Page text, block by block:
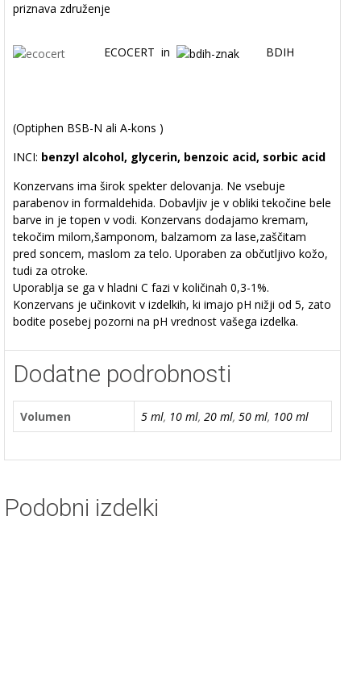
priznava združenje
ECOCERT in BDIH
(Optiphen BSB-N ali A-kons )
INCI: benzyl alcohol, glycerin, benzoic acid, sorbic acid
Konzervans ima širok spekter delovanja. Ne vsebuje
parabenov in formaldehida. Dobavljiv je v obliki tekočine bele
barve in je topen v vodi. Konzervans dodajamo kremam,
tekočim milom,šamponom, balzamom za lase,zaščitam
pred soncem, maslom za telo. Uporaben za občutljivo kožo,
tudi za otroke.
Uporablja se ga v hladni C fazi v količinah 0,3-1%.
Konzervans je učinkovit v izdelkih, ki imajo pH nižji od 5, zato
bodite posebej pozorni na pH vrednost vašega izdelka.
Dodatne podrobnosti
Volumen 5 ml, 10 ml, 20 ml, 50 ml, 100 ml
Podobni izdelki